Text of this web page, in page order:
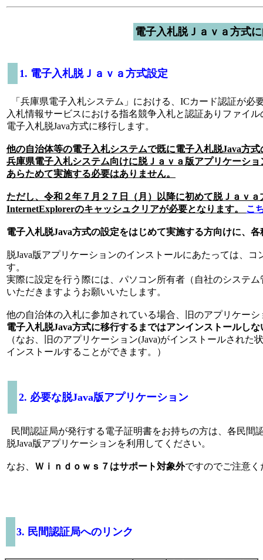
電子入札脱Ｊａｖａ方式
1. 電子入札脱Ｊａｖａ方式設定
「兵庫県電子入札システム」における、ICカード認証が
入札情報サービスにおける指名競争入札と認証ありファイ
電子入札脱Java方式に移行します。
他の自治体等の電子入札システムで既に電子入札脱Java方
兵庫県電子入札システム向けに脱Ｊａｖａ版アプリケーシ
あらためて実施する必要はありません。
ただし、令和２年７月２７日（月）以降に初めて脱Ｊａｖ
InternetExplorerのキャッシュクリアが必要となります。 こ
電子入札脱Java方式の設定をはじめて実施する方向けに、
脱Java版アプリケーションのインストールにあたっては、
す。
実際に設定を行う際には、パソコン所有者（自社のシステ
いただきますようお願いいたします。
他の自治体の入札に参加されている場合、旧のアプリケーシ
電子入札脱Java方式に移行するまではアンインストールし
（なお、旧のアプリケーション(Java)がインストールされた
インストールすることができます。）
2. 必要な脱Java版アプリケーション
民間認証局が発行する電子証明書をお持ちの方は、各民間
脱Java版アプリケーションを利用してください。
なお、 Ｗｉｎｄｏｗｓ７はサポート対象外ですのでご注意く
3. 民間認証局へのリンク